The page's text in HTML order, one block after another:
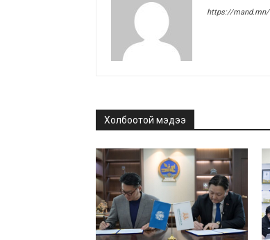
https://mand.mn/
Холбоотой мэдээ